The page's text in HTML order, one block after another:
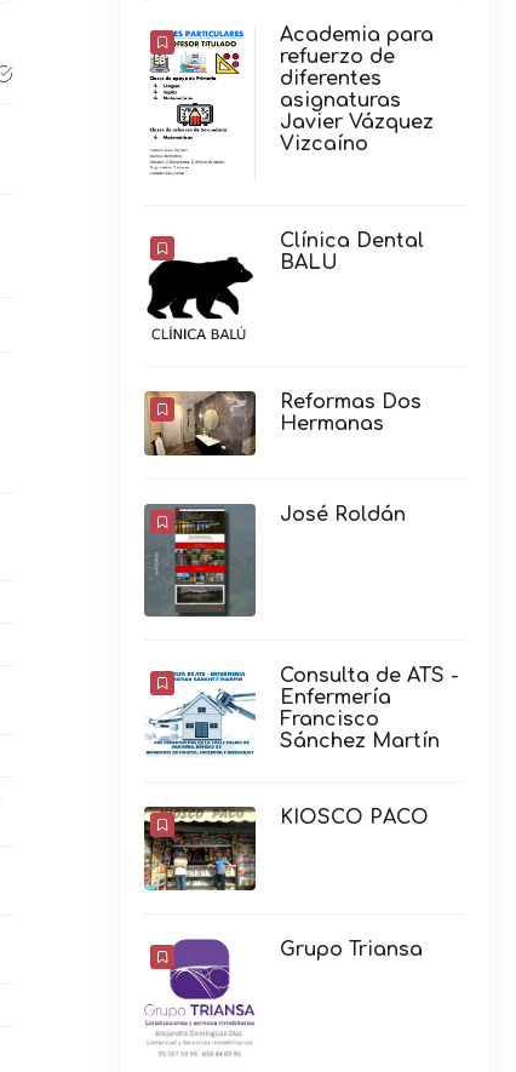
Academia para
refuerzo de
diferentes
asignaturas
Javier Vázquez
Vizcaíno
Clínica Dental
BALU
Reformas Dos
Hermanas
José Roldán
Consulta de ATS -
Enfermería
Francisco
Sánchez Martín
KIOSCO PACO
Grupo Triansa